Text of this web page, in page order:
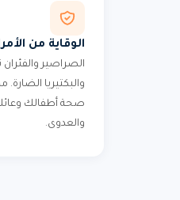
الوقاية من
الصراصير
والبكتيريا الضارة.
صحة أطفالك
والعدوى.